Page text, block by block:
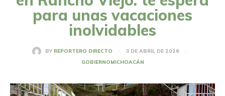
para unas vacaciones
inolvidables
BY REPORTERO DIRECTO
3 DE ABRIL DE 2026
GOBIERNOMICHOACÁN